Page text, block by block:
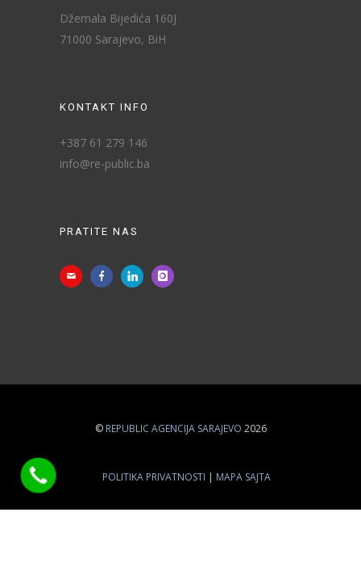
Džemala Bijedića 160J
71000 Sarajevo, BiH
KONTAKT INFO
+387 61 279 146
info@re-public.ba
PRATITE NAS
© REPUBLIC AGENCIJA SARAJEVO 2026
POLITIKA PRIVATNOSTI MAPA SAJTA